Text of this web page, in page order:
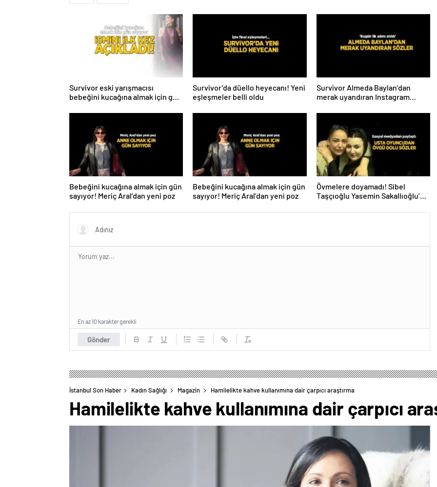
Survivor eski yarışmacısı
bebeğini kucağına almak için gün
Survivor’da düello heyecanı! Yeni
eşleşmeler belli oldu
Survivor Almeda Baylan’dan
merak uyandıran Instagram
Bebeğini kucağına almak için gün
sayıyor! Meriç Aral’dan yeni poz
Bebeğini kucağına almak için gün
sayıyor! Meriç Aral’dan yeni poz
Övmelere doyamadı! Sibel
Taşçıoğlu Yasemin Sakallıoğlu’nu
Gönder
En az 10 karakter gerekli
İstanbul Son Haber Kadın Sağlığı Magazin Hamilelikte kahve kullanımına dair çarpıcı araştırma
Hamilelikte kahve kullanımına dair çarpıcı